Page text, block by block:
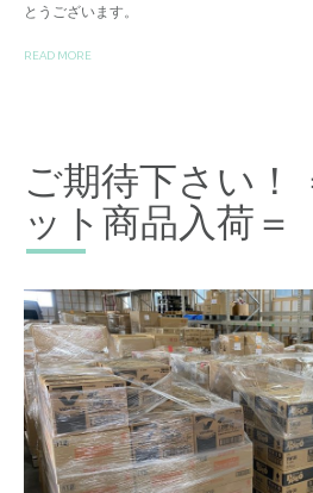
とうございます。
READ MORE
ご期待下さい！
ット商品入荷＝